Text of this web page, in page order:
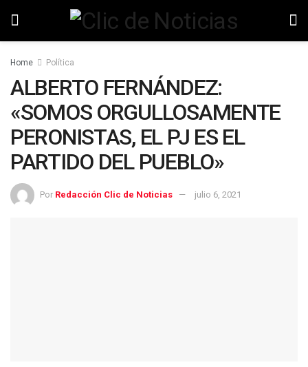
Home Política
ALBERTO FERNÁNDEZ:
«SOMOS ORGULLOSAMENTE
PERONISTAS, EL PJ ES EL
PARTIDO DEL PUEBLO»
Por Redacción Clic de Noticias julio 6, 2021